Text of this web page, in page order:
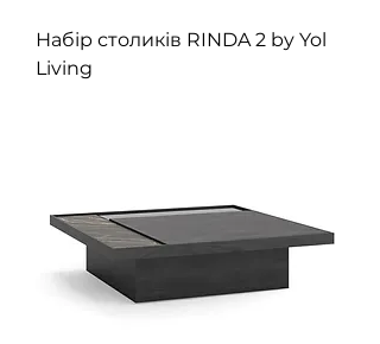
Набір столиків RINDA 2 by Yol
Living